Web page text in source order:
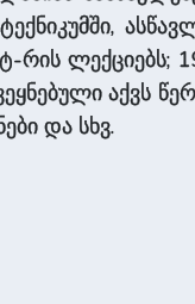
ლექციებს;
აქვს
და სხვ.